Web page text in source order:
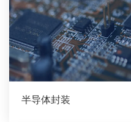
半导体封装